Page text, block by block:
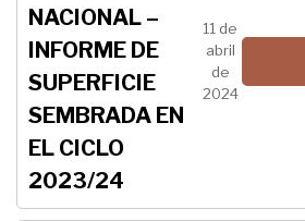
NACIONAL –
INFORME DE
SUPERFICIE
SEMBRADA EN
EL CICLO
2023/24
11 de
abril
de
2024